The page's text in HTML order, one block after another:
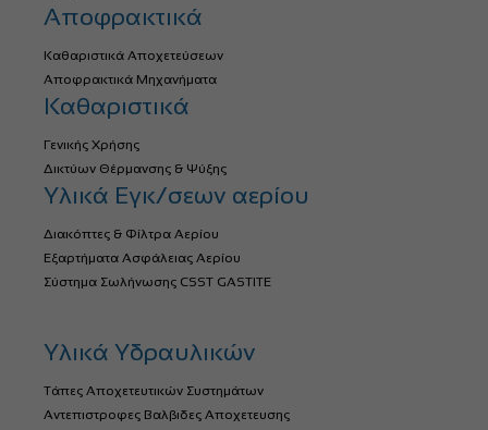
Αποφρακτικά
Καθαριστικά Αποχετεύσεων
Αποφρακτικά Μηχανήματα
Καθαριστικά
Γενικής Χρήσης
Δικτύων Θέρμανσης & Ψύξης
Υλικά Εγκ/σεων αερίου
Διακόπτες & Φίλτρα Αερίου
Εξαρτήματα Ασφάλειας Αερίου
Σύστημα Σωλήνωσης CSST GASTITE
Υλικά Υδραυλικών
Τάπες Αποχετευτικών Συστημάτων
Αντεπιστροφες Βαλβιδες Αποχετευσης